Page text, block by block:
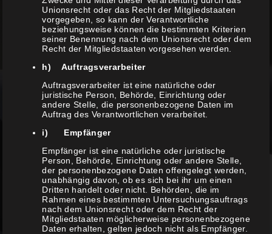
CUT & STYLE
Unionsrecht oder das Recht der Mitgliedstaaten
vorgegeben, so kann der Verantwortliche
beziehungsweise können die bestimmten Kriterien
seiner Benennung nach dem Unionsrecht oder dem
Recht der Mitgliedstaaten vorgesehen werden.
h) Auftragsverarbeiter
Auftragsverarbeiter ist eine natürliche oder
juristische Person, Behörde, Einrichtung oder
andere Stelle, die personenbezogene Daten im
Auftrag des Verantwortlichen verarbeitet.
i) Empfänger
Empfänger ist eine natürliche oder juristische
Person, Behörde, Einrichtung oder andere Stelle,
der personenbezogene Daten offengelegt werden,
unabhängig davon, ob es sich bei ihr um einen
Dritten handelt oder nicht. Behörden, die im
Rahmen eines bestimmten Untersuchungsauftrags
nach dem Unionsrecht oder dem Recht der
Mitgliedstaaten möglicherweise personenbezogene
Daten erhalten, gelten jedoch nicht als Empfänger.